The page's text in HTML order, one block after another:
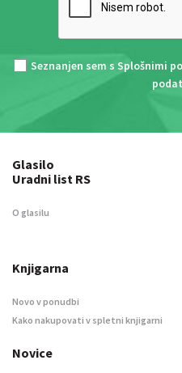
Seznanjen sem s Splošnimi
Glasilo
Uradni list RS
O glasilu
Knjigarna
Novo v ponudbi
Kako nakupovati v spletni knjigarni
Novice